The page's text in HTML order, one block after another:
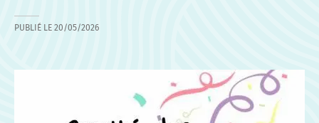
PUBLIÉ LE 20/05/2026